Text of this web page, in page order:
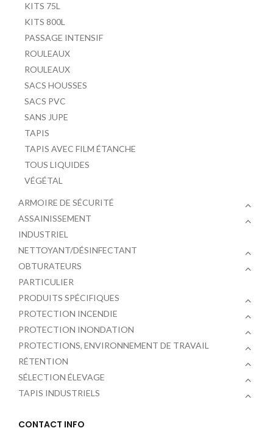
KITS 75L
KITS 800L
PASSAGE INTENSIF
ROULEAUX
ROULEAUX
SACS HOUSSES
SACS PVC
SANS JUPE
TAPIS
TAPIS AVEC FILM ÉTANCHE
TOUS LIQUIDES
VÉGÉTAL
ARMOIRE DE SÉCURITÉ
ASSAINISSEMENT
INDUSTRIEL
NETTOYANT/DÉSINFECTANT
OBTURATEURS
PARTICULIER
PRODUITS SPÉCIFIQUES
PROTECTION INCENDIE
PROTECTION INONDATION
PROTECTIONS, ENVIRONNEMENT DE TRAVAIL
RÉTENTION
SÉLECTION ÉLEVAGE
TAPIS INDUSTRIELS
CONTACT INFO